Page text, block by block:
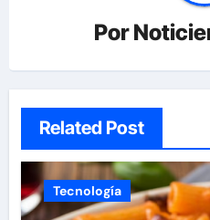
Por
Related Post
Tecnología